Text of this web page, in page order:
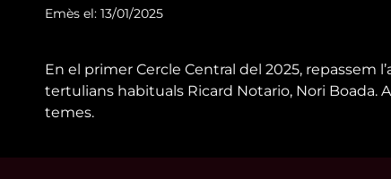
Emès el: 13/01/2025
En el primer Cercle Central del 2025, repassem
tertulians habituals Ricard Notario, Nori Boada.
temes.